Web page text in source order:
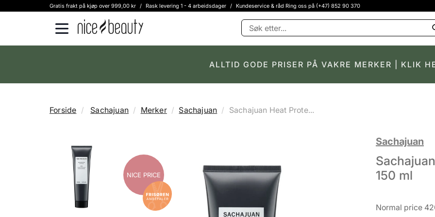
Gratis frakt på kjøp over 999,00 kr / Rask levering 1 - 4 arbeidsdager / Kundeservice & råd Ring oss på (+47) 852 90 370
ALLTID GODE PRISER PÅ VAKRE MERKER | KLIK
Forside Sachajuan Merker Sachajuan Sachajuan Heat Prote...
NICE PRICE
Sachajuan
150 ml
Normal price